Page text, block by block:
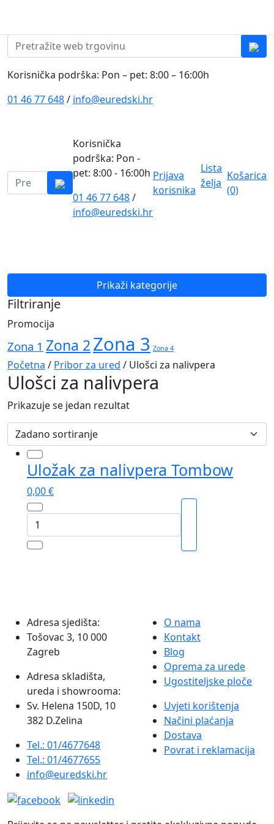
Pretraži:
Korisnička podrška: Pon – pet: 8:00 – 16:00h
01 46 77 648/ info@euredski.hr
Pretraži:
Korisnička
podrška: Pon -
pet: 8:00 - 16:00h
01 46 77 648/
info@euredski.hr
Prijava
korisnika
Lista
želja
Košarica
(0)
Prikaži kategorije
Filtriranje
Promocija
Zona 1 Zona 2Zona 3 Zona 4
Početna / Pribor za ured / Ulošci za nalivpera
Ulošci za nalivpera
Prikazuje se jedan rezultat
Uložak za nalivpera Tombow
0,00€
Uložak
za
nalivpera
Adresa sjedišta:
Tošovac 3, 10 000
Zagreb
Adresa skladišta,
ureda i showrooma:
Sv. Helena 150D, 10
382 D.Zelina
Tel.: 01/4677648
Tel.: 01/4677655
info@euredski.hr
O nama
Kontakt
Blog
Oprema za urede
Ugostiteljske ploče
Uvjeti korištenja
Načini plaćanja
Dostava
Povrat i reklamacija